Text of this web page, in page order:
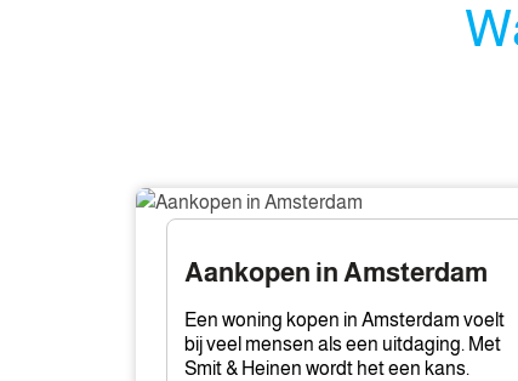
Aankopen
AmsterdamAankopen in Amsterdam
Een woning kopen in Amsterdam voelt
bij veel mensen als een uitdaging. Met
Smit & Heinen wordt het een kans.